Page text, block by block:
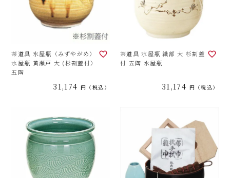
茶道具 水屋瓶（みずやがめ）
水屋瓶 黄瀬戸 大 (杉割蓋付）
五陶
31,174 税込
茶道具 水屋瓶 織部 大 杉割蓋
付 五陶 水屋瓶
31,174 税込